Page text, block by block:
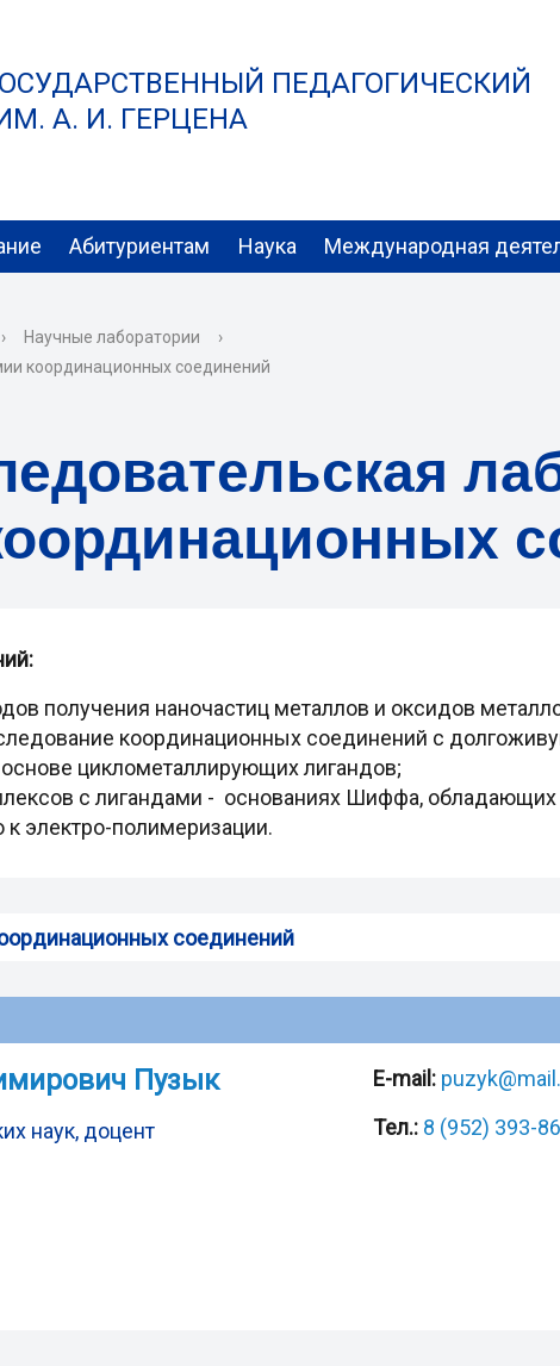
ПЕДАГОГИЧЕСКИЙ
А. И. ГЕРЦЕНА
Абитуриентам Наука Международная
› Научные лаборатории
›
координационных соединений
получения наночастиц металлов и оксидов
координационных соединений с
циклометаллирующих лигандов;
с лигандами - основаниях Шиффа, обладающих
электро-полимеризации.
соединений
Пузык
наук, доцент
E-mail:
Тел.: 8 (952) 393-